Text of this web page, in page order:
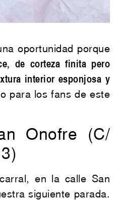
oportunidad porque
de corteza finita pero
interior esponjosa y
para los fans de este
Onofre (C/
en la calle San
siguiente parada.